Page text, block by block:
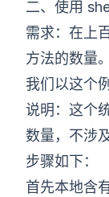
二、使用
需求：在上
方法的数量。
我们以这个
说明：这个
数量，不涉
步骤如下：
首先本地含